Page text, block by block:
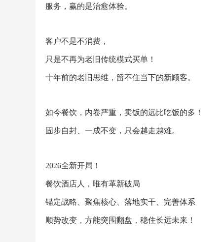
服务，赢的是治愈体验。
客户不是不消费，
只是不再为老旧传统模式买单！
十年前的老旧思维，留不住当下的新顾客。
如今餐饮，内卷严重，卖饭的远比吃饭的多！
固步自封、一成不变，只会越走越难。
2026全新开局！
餐饮酒店人，唯有革新破局
锚定战略、聚焦核心、落地实干、完善体系
顺势改变，方能突围翻盘，稳住长远未来！